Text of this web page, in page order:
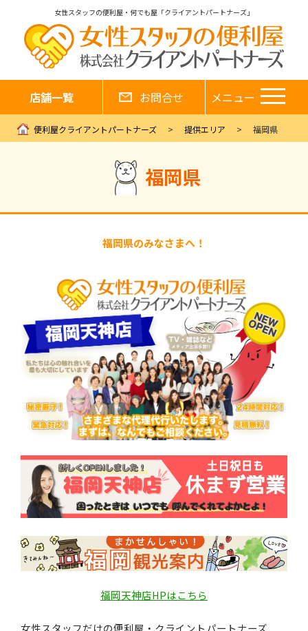
女性スタッフの便利屋・何でも屋「クライアントパートナーズ」
店舗一覧 お問合せ メニュー
便利屋クライアントパートナーズ 提供エリア 福岡県
福岡県
福岡県のみなさまへ！
福岡天神店HPはこちら
女性スタッフだけの便利屋・クライントパートナーズ